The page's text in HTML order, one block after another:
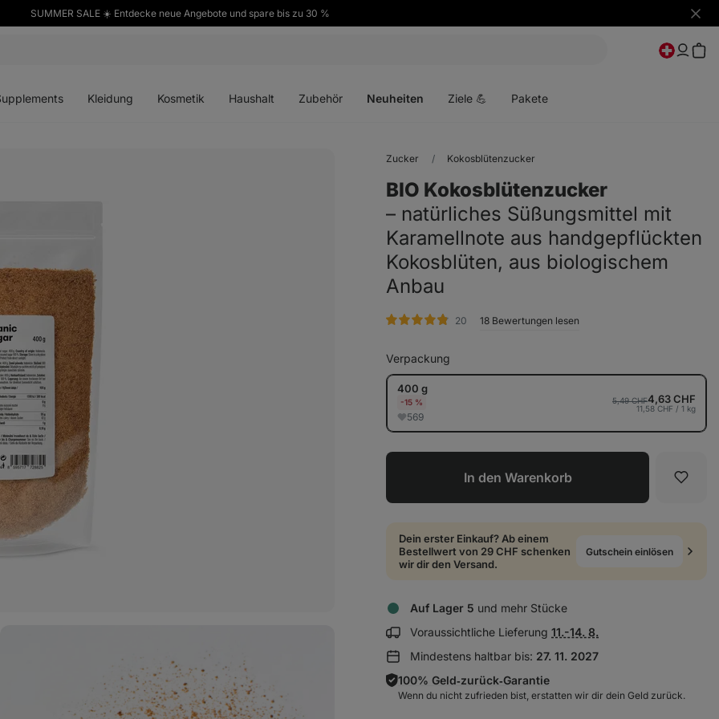
SUMMER SALE ☀️ Entdecke neue Angebote und spare bis zu 30 %
Kleidung Kosmetik Haushalt Zubehör Neuheiten Ziele 💪 Pakete
Zucker Kokosblütenzucker
BIO Kokosblütenzucker
⁠–⁠ natürliches Süßungsmittel mit
Karamellnote aus handgepflückten
Kokosblüten, aus biologischem
Anbau
20 Bewertungen
18 Bewertungen lesen
Verpackung
400 g
-15 %
569
5,49 CHF4,63 CHF
11,58 CHF / 1 kg
In den Warenkorb
Dein erster Einkauf? Ab einem
Bestellwert von 29 CHF schenken
wir dir den Versand.
Gutschein einlösen
Auf Lager 5 und mehr Stücke
Voraussichtliche Lieferung Lieferinformationen
11.-14. 8.
Mindestens haltbar bis: 27. 11. 2027
100% Geld‑zurück‑Garantie
Wenn du nicht zufrieden bist, erstatten wir dir dein Geld zurück.